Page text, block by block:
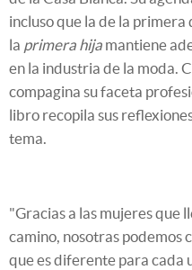
incluso que la de la
la primera hija mantiene
en la industria de la moda.
compagina su faceta
libro recopila sus
tema.
"Gracias a las mujeres que
camino, nosotras podemos
que es diferente para cada